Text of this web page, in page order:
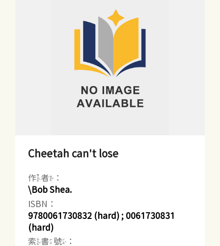
Cheetah can't lose
作者：
\Bob Shea.
ISBN：
9780061730832 (hard) ; 0061730831
(hard)
索書號：